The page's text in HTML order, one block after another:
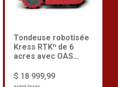
Tondeuse robotisée
Kress RTKⁿ de 6
acres avec OAS
System)
$ 18 999,99